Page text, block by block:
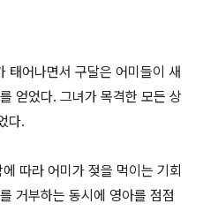
태어나면서 구달은 어미들이 새
얻었다. 그녀가 목격한 모든 상
다.
따라 어미가 젖을 먹이는 기회
거부하는 동시에 영아를 점점